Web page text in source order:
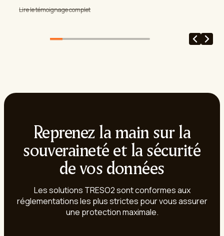
Lire le témoignage complet
Reprenez la main sur la
souveraineté et la sécurité
de vos données
Les solutions TRESO2 sont conformes aux
réglementations les plus strictes pour vous assurer
une protection maximale.